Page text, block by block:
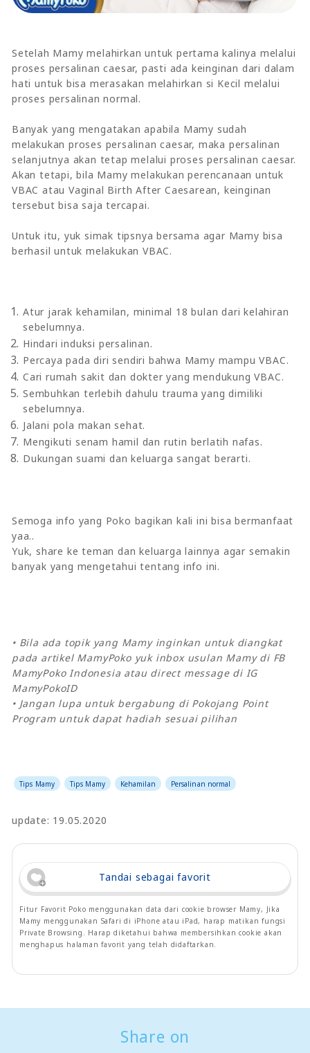
Setelah Mamy melahirkan untuk pertama kalinya melalui
proses persalinan caesar, pasti ada keinginan dari dalam
hati untuk bisa merasakan melahirkan si Kecil melalui
proses persalinan normal.
Banyak yang mengatakan apabila Mamy sudah
melakukan proses persalinan caesar, maka persalinan
selanjutnya akan tetap melalui proses persalinan caesar.
Akan tetapi, bila Mamy melakukan perencanaan untuk
VBAC atau Vaginal Birth After Caesarean, keinginan
tersebut bisa saja tercapai.
Untuk itu, yuk simak tipsnya bersama agar Mamy bisa
berhasil untuk melakukan VBAC.
Atur jarak kehamilan, minimal 18 bulan dari kelahiran
sebelumnya.
Hindari induksi persalinan.
Percaya pada diri sendiri bahwa Mamy mampu VBAC.
Cari rumah sakit dan dokter yang mendukung VBAC.
Sembuhkan terlebih dahulu trauma yang dimiliki
sebelumnya.
Jalani pola makan sehat.
Mengikuti senam hamil dan rutin berlatih nafas.
Dukungan suami dan keluarga sangat berarti.
Semoga info yang Poko bagikan kali ini bisa bermanfaat
yaa..
Yuk, share ke teman dan keluarga lainnya agar semakin
banyak yang mengetahui tentang info ini.
• Bila ada topik yang Mamy inginkan untuk diangkat
pada artikel MamyPoko yuk inbox usulan Mamy di FB
MamyPoko Indonesia atau direct message di IG
MamyPokoID
• Jangan lupa untuk bergabung di Pokojang Point
Program untuk dapat hadiah sesuai pilihan
Tips Mamy Tips Mamy Kehamilan Persalinan normal
update: 19.05.2020
Tandai sebagai favorit
Fitur Favorit Poko menggunakan data dari cookie browser Mamy, Jika
Mamy menggunakan Safari di iPhone atau iPad, harap matikan fungsi
Private Browsing. Harap diketahui bahwa membersihkan cookie akan
menghapus halaman favorit yang telah didaftarkan.
Share on